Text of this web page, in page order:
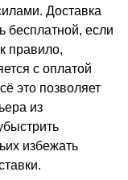
Доставка
бесплатной, если
правило,
с оплатой
это позволяет
из
избежать